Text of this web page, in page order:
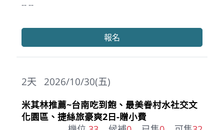
-- --
報名
2026/10/30(五)
2天
米其林推薦~台南吃到飽、最美眷村水社交文
化園區、捷絲旅豪爽2日-贈小費